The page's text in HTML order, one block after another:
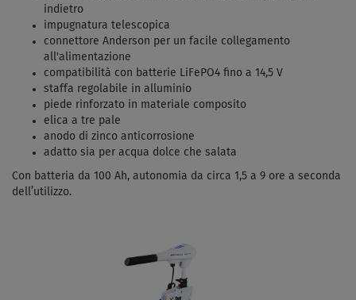
indietro
impugnatura telescopica
connettore Anderson per un facile collegamento
all'alimentazione
compatibilità con batterie LiFePO4 fino a 14,5 V
staffa regolabile in alluminio
piede rinforzato in materiale composito
elica a tre pale
anodo di zinco anticorrosione
adatto sia per acqua dolce che salata
Con batteria da 100 Ah, autonomia da circa 1,5 a 9 ore a seconda
dell’utilizzo.